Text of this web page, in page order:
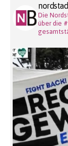
Die
über die